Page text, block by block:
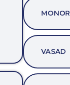
MONOR
VASAD